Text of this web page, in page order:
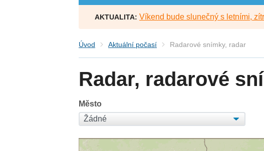
AKTUALITA: Víkend bude slunečný s letními,
Úvod Aktuální počasí Radarové snímky, radar
Radar, radarové
Město